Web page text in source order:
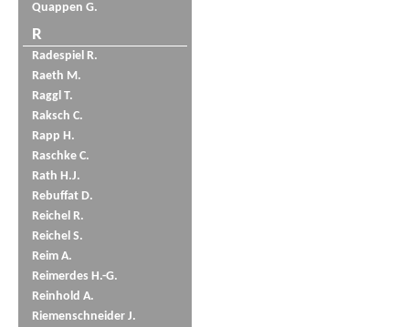
Quappen G.
R
Radespiel R.
Raeth M.
Raggl T.
Raksch C.
Rapp H.
Raschke C.
Rath H.J.
Rebuffat D.
Reichel R.
Reichel S.
Reim A.
Reimerdes H.-G.
Reinhold A.
Riemenschneider J.